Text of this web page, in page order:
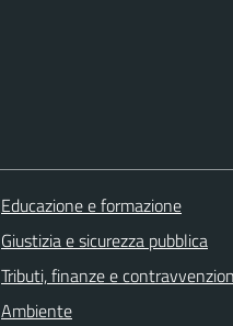
Educazione e formazione
Giustizia e sicurezza pubblica
Tributi, finanze e
Ambiente